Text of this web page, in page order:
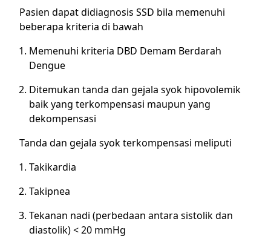
Pasien dapat didiagnosis SSD bila memenuhi
beberapa kriteria di bawah
Memenuhi kriteria DBD Demam Berdarah
Dengue
Ditemukan tanda dan gejala syok hipovolemik
baik yang terkompensasi maupun yang
dekompensasi
Tanda dan gejala syok terkompensasi meliputi
Takikardia
Takipnea
Tekanan nadi (perbedaan antara sistolik dan
diastolik) < 20 mmHg